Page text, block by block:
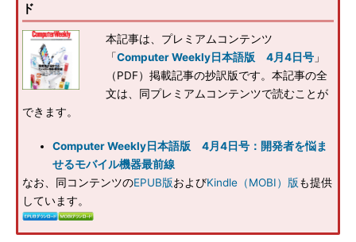
ド
本記事は、プレミアムコンテンツ
「Computer Weekly日本語版 4月4日号 」
（PDF）掲載記事の抄訳版です。本記事の全
文は、同プレミアムコンテンツで読むことが
できます。
Computer Weekly日本語版 4月4日号：開発者を悩ま
せるモバイル機器最前線
なお、同コンテンツのEPUB版およびKindle（MOBI）版も提供
しています。